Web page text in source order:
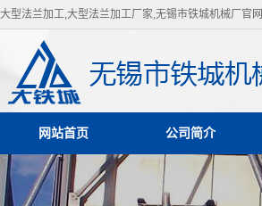
大型法兰加工,大型法兰加工厂家,无锡市铁城机械厂官网
网站首页 公司简介